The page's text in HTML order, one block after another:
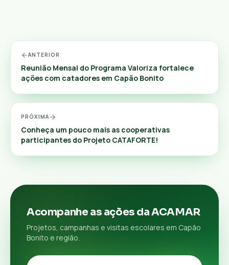
ANTERIOR
Reunião Mensal do Programa Valoriza fortalece
ações com catadores em Capão Bonito
PRÓXIMA
Conheça um pouco mais as cooperativas
participantes do Projeto CATAFORTE!
Acompanhe as ações da ACAMAR
Projetos, campanhas e visitas escolares em Capão
Bonito e região.